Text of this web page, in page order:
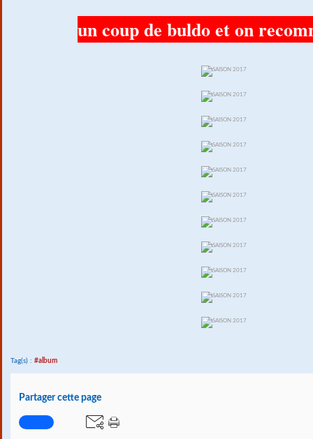
un coup de buldo et on
Tag(s) : #album
Partager cette page